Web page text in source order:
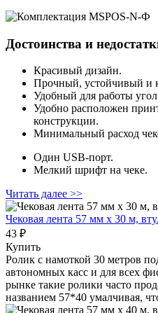
Достоинства и
Красивый дизайн.
Прочный, устойчивый и
Удобный для работы
Удобно расположен
конструкции.
Минимальный расход
Один USB-порт.
Мелкий шрифт на чеке.
Читать далее >>
Чековая лента 57 мм x 30 м,
43 ₽
Купить
Ролик с намоткой 30 метров
автономных касс и для всех
рынке такие ролики часто
названием 57*40 умалчивая,